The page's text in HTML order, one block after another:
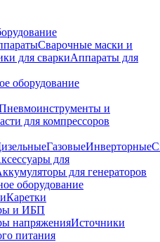
Сварочные маски и
для сваркиАппараты для
оборудование
и
для компрессоров
ГазовыеИнверторные
для
для генераторов
оборудование
Каретки
и ИБП
напряженияИсточники
питания